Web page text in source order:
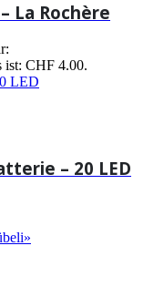
La Rochère
ist: CHF 4.00.
– 20 LED